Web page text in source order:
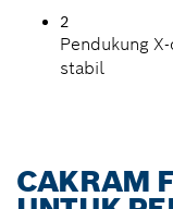
2
Pendukung
stabil
CAKRAM